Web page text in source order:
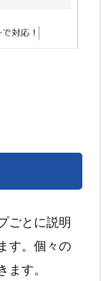
ごとに説明
す。個々の
ます。